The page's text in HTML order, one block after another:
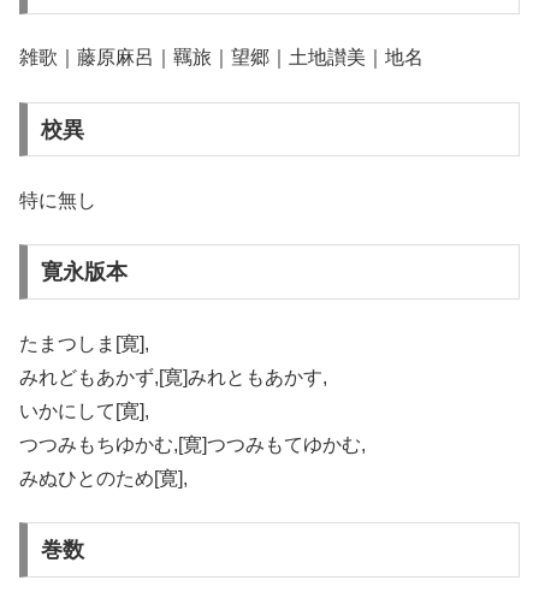
雑歌｜藤原麻呂｜羈旅｜望郷｜土地讃美｜地名
校異
特に無し
寛永版本
たまつしま[寛],
みれどもあかず,[寛]みれともあかす,
いかにして[寛],
つつみもちゆかむ,[寛]つつみもてゆかむ,
みぬひとのため[寛],
巻数